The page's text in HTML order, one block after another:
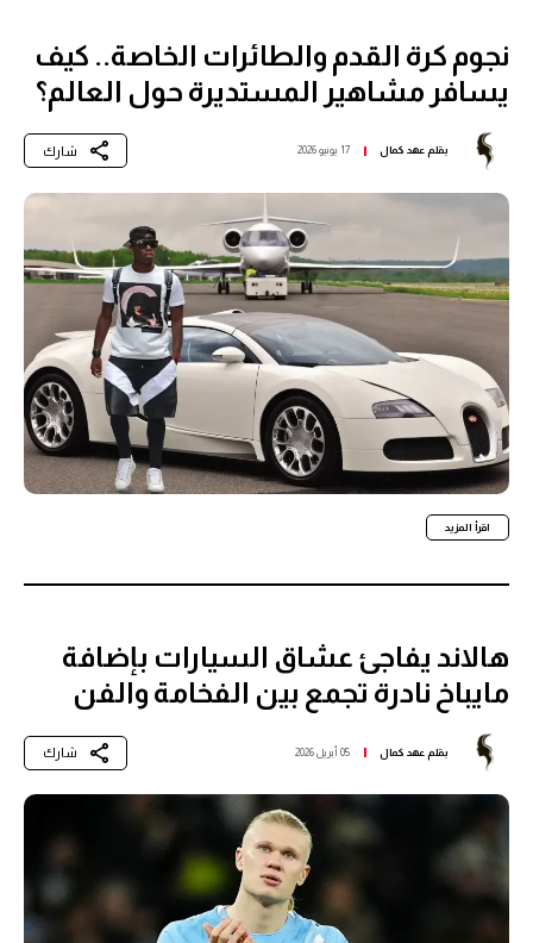
نجوم كرة القدم والطائرات الخاصة.. كيف
يسافر مشاهير المستديرة حول العالم؟
بقلمعهد كمال 17 يونيو 2026 شارك
اقرأ المزيد
هالاند يفاجئ عشاق السيارات بإضافة
مايباخ نادرة تجمع بين الفخامة والفن
بقلم عهد كمال 05 أبريل 2026 شارك